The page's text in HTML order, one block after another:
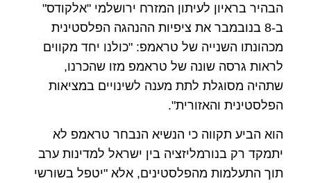
הבהיר בראיון לעיתון המזרח ירושלמי "אלקודס"
ב-8 בנובמבר את ציפיות ההנהגה הפלסטינית
מכהונתו השנייה של טראמפ: "כולנו יחד מקווים
לראות גרסה שונה של טראמפ מזו שהכרנו,
שתהיה מסוגלת לתת מענה לשינויים במציאות
הפלסטינית והאזורית".
הוא הביע תקווה כי הנשיא הנבחר טראמפ לא
יתמקד רק בנורמליזציה בין ישראל למדינות ערב
תוך התעלמות מהפלסטינים, אלא "יטפל בשורשי